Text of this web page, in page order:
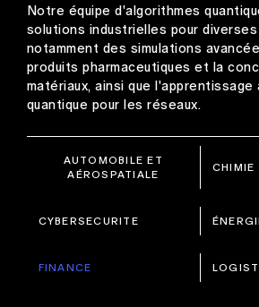
Notre équipe d'algorithmes
solutions industrielles pour
notamment des simulations
produits pharmaceutiques et la
matériaux, ainsi que l'apprentissage
quantique pour les réseaux.
AUTOMOBILE ET
AÉROSPATIALE
CHIMIE
CYBERSECURITE
FINANCE